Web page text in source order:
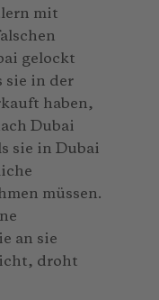
mit
gelockt
sie in der
haben,
Dubai
sie in Dubai
müssen.
an sie
droht